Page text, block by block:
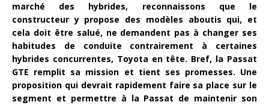
marché des hybrides, reconnaissons que le
constructeur y propose des modèles aboutis qui, et
cela doit être salué, ne demandent pas à changer ses
habitudes de conduite contrairement à certaines
hybrides concurrentes, Toyota en tête. Bref, la Passat
GTE remplit sa mission et tient ses promesses. Une
proposition qui devrait rapidement faire sa place sur le
segment et permettre à la Passat de maintenir son